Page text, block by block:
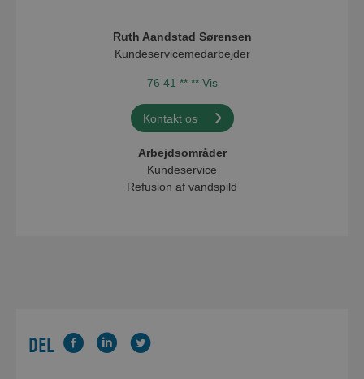
Ruth Aandstad Sørensen
Kundeservicemedarbejder
76 41 ** ** Vis
Kontakt os
Arbejdsområder
Kundeservice
Refusion af vandspild
DEL